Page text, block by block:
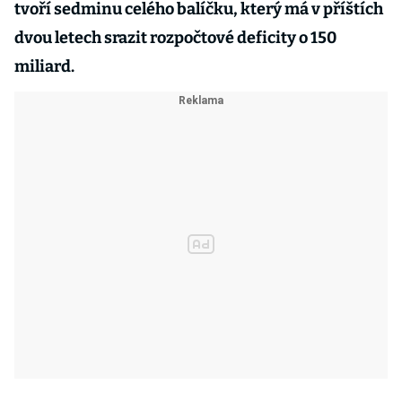
tvoří sedminu celého balíčku, který má v příštích
dvou letech srazit rozpočtové deficity o 150
miliard.